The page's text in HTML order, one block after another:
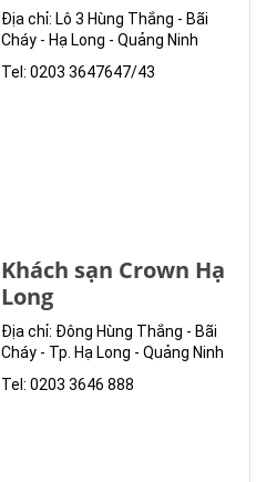
Địa chỉ: Lô 3 Hùng Thắng - Bãi
Cháy - Hạ Long - Quảng Ninh
Tel: 0203 3647647/43
Khách sạn Crown Hạ
Long
Địa chỉ: Đông Hùng Thắng - Bãi
Cháy - Tp. Hạ Long - Quảng Ninh
Tel: 0203 3646 888